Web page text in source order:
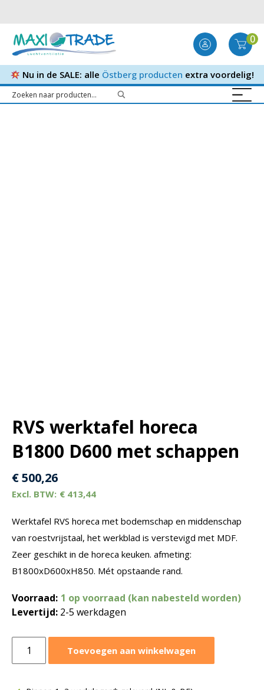
0
Nu in de SALE: alle Östberg producten extra voordelig!
RVS werktafel horeca
B1800 D600 met schappen
€500,26
€ 413,44
Werktafel RVS horeca met bodemschap en middenschap
van roestvrijstaal, het werkblad is verstevigd met MDF.
Zeer geschikt in de horeca keuken. afmeting:
B1800xD600xH850. Mét opstaande rand.
Voorraad: 1 op voorraad (kan nabesteld worden)
Levertijd: 2-5 werkdagen
werktafel
B1800
Toevoegen aan winkelwagen